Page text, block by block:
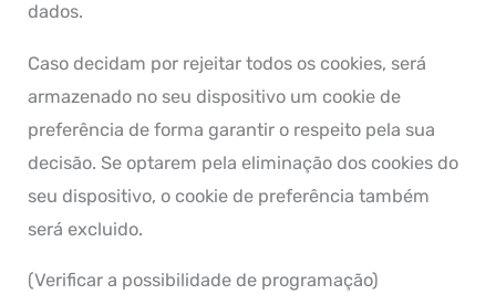
dados.
Caso decidam por rejeitar todos os cookies, será
armazenado no seu dispositivo um cookie de
preferência de forma garantir o respeito pela sua
decisão. Se optarem pela eliminação dos cookies do
seu dispositivo, o cookie de preferência também
será excluido.
(Verificar a possibilidade de programação)